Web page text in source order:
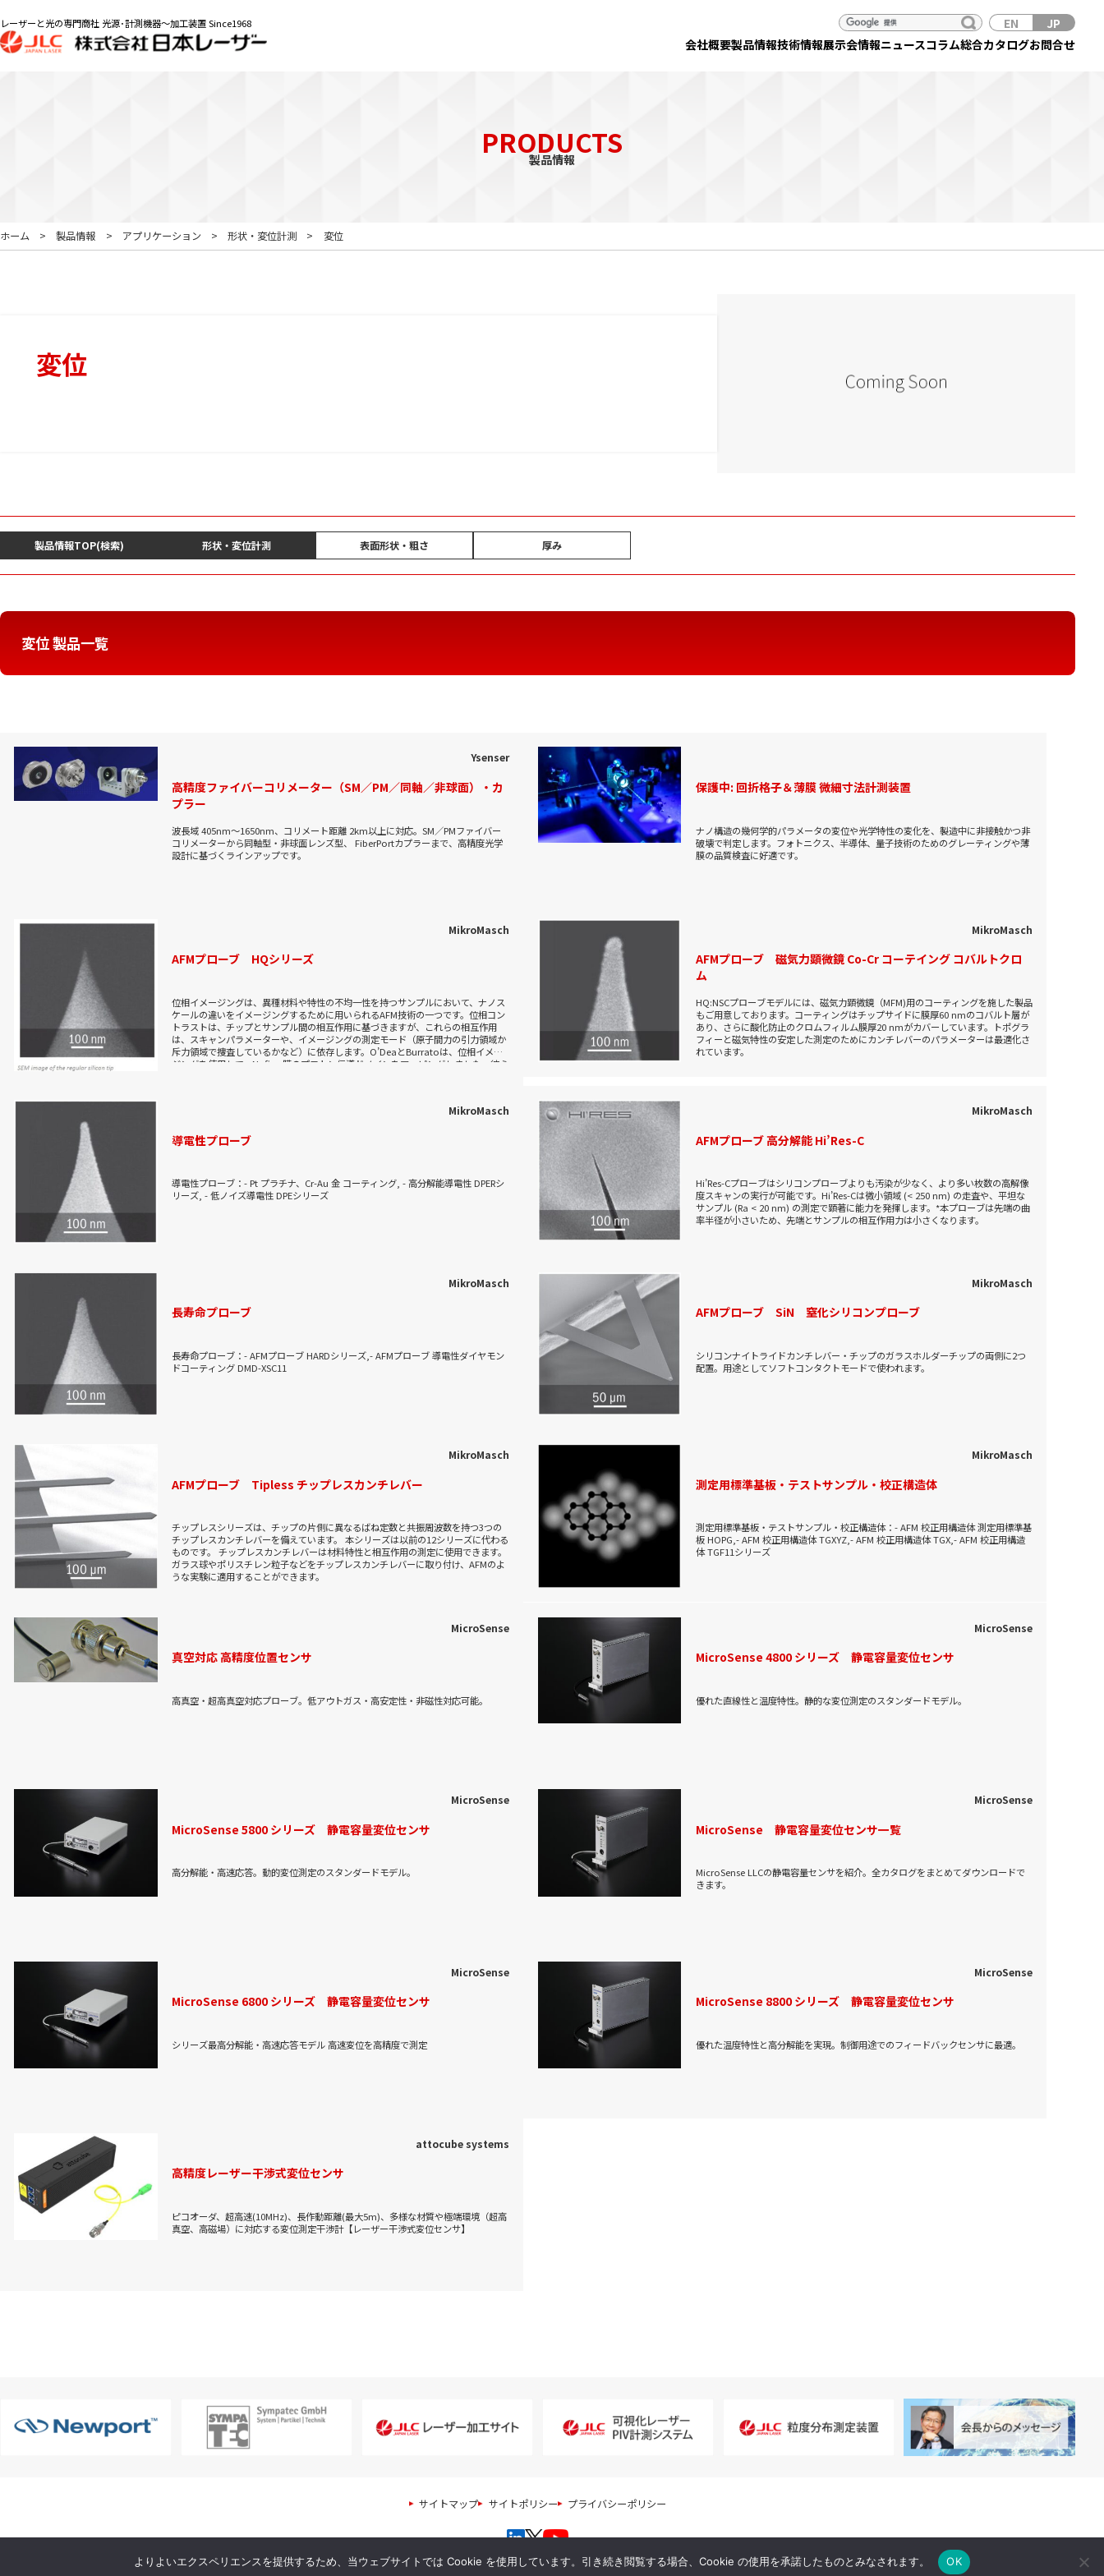
レーザーと光の専門商社 光源･計測機器～加工装置 Since1968
会社概要製品情報技術情報展示会情報ニュースコラム総合カタログお問合せ
EN JP
PRODUCTS
製品情報
ホーム 製品情報 アプリケーション 形状・変位計測 変位
変位
製品情報TOP(検索) 形状・変位計測 表面形状・粗さ 厚み
変位 製品一覧
Ysenser
高精度ファイバーコリメーター（SM／PM／同軸／非球面）・カ
プラー
波長域 405nm〜1650nm、コリメート距離 2km以上に対応。SM／PMファイバー
コリメーターから同軸型・非球面レンズ型、 FiberPortカプラーまで、高精度光学
設計に基づくラインアップです。
保護中: 回折格子＆薄膜 微細寸法計測装置
ナノ構造の幾何学的パラメータの変位や光学特性の変化を、製造中に非接触かつ非
破壊で判定します。フォトニクス、半導体、量子技術のためのグレーティングや薄
膜の品質検査に好適です。
MikroMasch
AFMプローブ HQシリーズ
位相イメージングは、異種材料や特性の不均一性を持つサンプルにおいて、ナノス
ケールの違いをイメージングするために用いられるAFM技術の一つです。位相コン
トラストは、チップとサンプル間の相互作用に基づきますが、これらの相互作用
は、スキャンパラメーターや、イメージングの測定モード（原子間力の引力領域か
斥力領域で捜査しているかなど）に依存します。O’DeaとBurratoは、位相イメー
ジングを使用して、Nafion膜のプロトン伝導ドメインをマッピングしました。彼ら
でのイメージングにより、水やフルオロカーボンのドメインが最も正確に測定でき
バーが共振周波数を超えて駆動していた時、位相イメージングは組成の違いではな
く、形状の変化に対応するイメージになりました。
MikroMasch
AFMプローブ 磁気力顕微鏡 Co-Cr コーテイング コバルトクロ
ム
HQ:NSCプローブモデルには、磁気力顕微鏡（MFM)用のコーティングを施した製品
もご用意しております。コーティングはチップサイドに膜厚60 nmのコバルト層が
あり、さらに酸化防止のクロムフィルム膜厚20 nmがカバーしています。トポグラ
フィーと磁気特性の安定した測定のためにカンチレバーのパラメーターは最適化さ
れています。
MikroMasch
導電性プローブ
導電性プローブ：- Pt プラチナ、Cr-Au 金 コーティング, - 高分解能導電性 DPERシ
リーズ, - 低ノイズ導電性 DPEシリーズ
MikroMasch
AFMプローブ 高分解能 Hi’Res-C
Hi’Res-Cプローブはシリコンプローブよりも汚染が少なく、より多い枚数の高解像
度スキャンの実行が可能です。Hi’Res-Cは微小領域 (< 250 nm) の走査や、平坦な
サンプル (Ra < 20 nm) の測定で顕著に能力を発揮します。*本プローブは先端の曲
率半径が小さいため、先端とサンプルの相互作用力は小さくなります。
MikroMasch
長寿命プローブ
長寿命プローブ：- AFMプローブ HARDシリーズ,- AFMプローブ 導電性ダイヤモン
ドコーティング DMD-XSC11
MikroMasch
AFMプローブ SiN 窒化シリコンプローブ
シリコンナイトライドカンチレバー・チップのガラスホルダーチップの両側に2つ
配置。用途としてソフトコンタクトモードで使われます。
MikroMasch
AFMプローブ Tipless チップレスカンチレバー
チップレスシリーズは、チップの片側に異なるばね定数と共振周波数を持つ3つの
チップレスカンチレバーを備えています。 本シリーズは以前の12シリーズに代わる
ものです。 チップレスカンチレバーは材料特性と相互作用の測定に使用できます。
ガラス球やポリスチレン粒子などをチップレスカンチレバーに取り付け、AFMのよ
うな実験に適用することができます。
MikroMasch
測定用標準基板・テストサンプル・校正構造体
測定用標準基板・テストサンプル・校正構造体：- AFM 校正用構造体 測定用標準基
板 HOPG,- AFM 校正用構造体 TGXYZ,- AFM 校正用構造体 TGX,- AFM 校正用構造
体 TGF11シリーズ
MicroSense
真空対応 高精度位置センサ
高真空・超高真空対応プローブ。低アウトガス・高安定性・非磁性対応可能。
MicroSense
MicroSense 4800 シリーズ 静電容量変位センサ
優れた直線性と温度特性。静的な変位測定のスタンダードモデル。
MicroSense
MicroSense 5800 シリーズ 静電容量変位センサ
高分解能・高速応答。動的変位測定のスタンダードモデル。
MicroSense
MicroSense 静電容量変位センサ一覧
MicroSense LLCの静電容量センサを紹介。全カタログをまとめてダウンロードで
きます。
MicroSense
MicroSense 6800 シリーズ 静電容量変位センサ
シリーズ最高分解能・高速応答モデル 高速変位を高精度で測定
MicroSense
MicroSense 8800 シリーズ 静電容量変位センサ
優れた温度特性と高分解能を実現。制御用途でのフィードバックセンサに最適。
attocube systems
高精度レーザー干渉式変位センサ
ピコオーダ、超高速(10MHz)、長作動距離(最大5m)、多様な材質や極端環境（超高
真空、高磁場）に対応する変位測定干渉計【レーザー干渉式変位センサ】
サイトマップ サイトポリシー プライバシーポリシー
よりよいエクスペリエンスを提供するため、当ウェブサイトでは Cookie を使用しています。引き続き閲覧する場合、Cookie の使用を承諾したものとみなされます。 OK